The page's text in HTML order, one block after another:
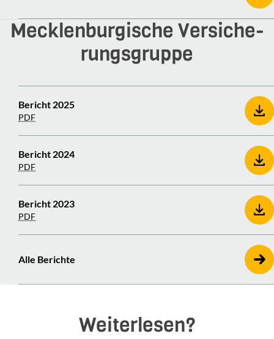
Meck­len­bur­gi­sche Versi­che­
rungs­gruppe
Bericht 2025
PDF
Bericht 2024
PDF
Bericht 2023
PDF
Alle Berichte
Weiterlesen?